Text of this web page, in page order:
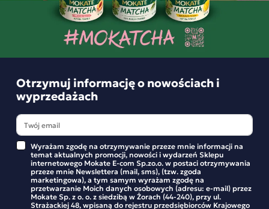
Mokate Cookies ciastka z orzeszkami
arachidowymi 150 g zestaw 16 sztuk
Ciasteczka z orzeszkami arachidowymi 150 g
Wysokiej jakości składniki, idealny smak i eleganckie
opakowanie, to elementy składające się na linię, w której
każdy miłośnik ciastek odnajdzie coś dla siebie. Kolekcje
ciastek z czekoladą, maślane, z dodatkiem orzechów. białej
czekolady lub malin, mogą być ozdobą każdego stołu.
Co sprawia, że ciasteczka Mokate są tak wyjątkowe? Po
pierwsze, są one niezwykle wszechstronne. Można je jeść na
śniadanie z filiżanką gorącej herbaty, zabrać ze sobą do
Dobra Kaloria Zestaw Kulek Śniadaniowych
Kukurydzianych 12 sztuk
Zestaw
torebek 10
Otrzymuj informację o nowościach i
wyprzedażach
Wyrażam zgodę na otrzymywanie przeze mnie informacji na
temat aktualnych promocji, nowości i wydarzeń Sklepu
internetowego Mokate E-com Sp.zo.o. w postaci otrzymywania
przeze mnie Newslettera (mail, sms), (tzw. zgoda
marketingowa), a tym samym wyrażam zgodę na
przetwarzanie Moich danych osobowych (adresu: e-mail) przez
Mokate Sp. z o. o. z siedzibą w Żorach (44-240), przy ul.
Strażackiej 48, wpisaną do rejestru przedsiębiorców Krajowego